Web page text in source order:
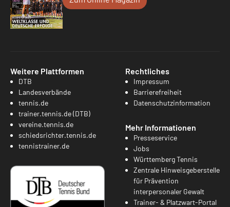
Weitere Plattformen
DTB
Landesverbände
tennis.de
trainer.tennis.de (DTB)
vereine.tennis.de
schiedsrichter.tennis.de
tennistrainer.de
Rechtliches
Impressum
Barrierefreiheit
Datenschutzinformation
Mehr Informationen
Presseservice
Jobs
Württemberg Tennis
Zentrale Hinweisgeberstelle
für Prävention
interpersonaler Gewalt
Trainer- & Platzwart-Portal